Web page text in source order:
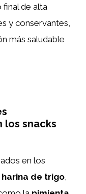
de alta
y conservantes,
más saludable
los snacks
en los
harina de trigo